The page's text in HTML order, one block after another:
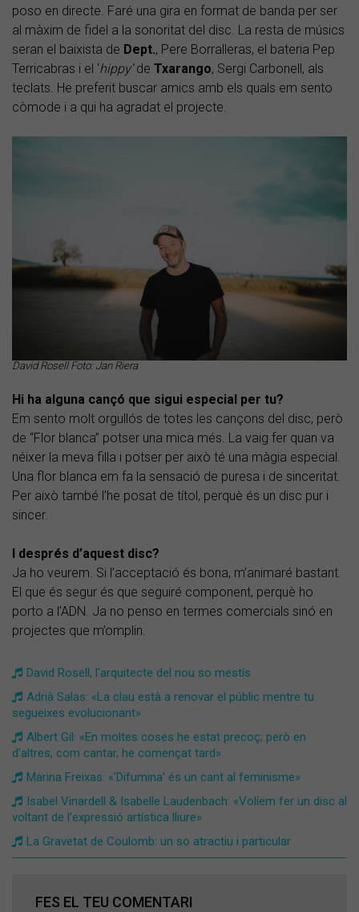
poso en directe. Faré una gira en format de banda per ser
al màxim de fidel a la sonoritat del disc. La resta de músics
seran el baixista de Dept., Pere Borralleras, el bateria Pep
Terricabras i el ‘hippy’de Txarango, Sergi Carbonell, als
teclats. He preferit buscar amics amb els quals em sento
còmode i a qui ha agradat el projecte.
David Rosell Foto: Jan Riera
Hi ha alguna cançó que sigui especial per tu?
Em sento molt orgullós de totes les cançons del disc, però
de “Flor blanca” potser una mica més. La vaig fer quan va
néixer la meva filla i potser per això té una màgia especial.
Una flor blanca em fa la sensació de puresa i de sinceritat.
Per això també l’he posat de títol, perquè és un disc pur i
sincer.
I després d’aquest disc?
Ja ho veurem. Si l’acceptació és bona, m’animaré bastant.
El que és segur és que seguiré component, perquè ho
porto a l’ADN. Ja no penso en termes comercials sinó en
projectes que m’omplin.
David Rosell, l'arquitecte del nou so mestís
Adrià Salas: «La clau està a renovar el públic mentre tu
segueixes evolucionant»
Albert Gil: «En moltes coses he estat precoç; però en
d’altres, com cantar, he començat tard»
Marina Freixas: «'Difumina' és un cant al feminisme»
Isabel Vinardell & Isabelle Laudenbach: «Volíem fer un disc al
voltant de l'expressió artística lliure»
La Gravetat de Coulomb: un so atractiu i particular
FES EL TEU COMENTARI